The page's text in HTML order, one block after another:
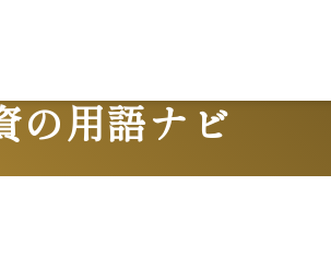
の用語ナビ